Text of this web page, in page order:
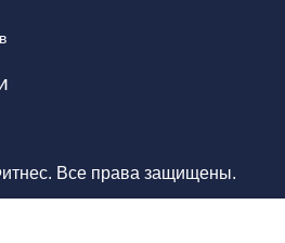
Все права защищены.